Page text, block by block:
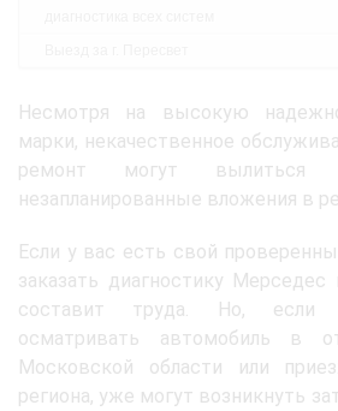
Несмотря на высокую
марки, некачественное
ремонт могут
незапланированные вложения в
Если у вас есть свой
заказать диагностику
составит труда. Но, если
осматривать автомобиль в
Московской области или
региона, уже могут возникнуть